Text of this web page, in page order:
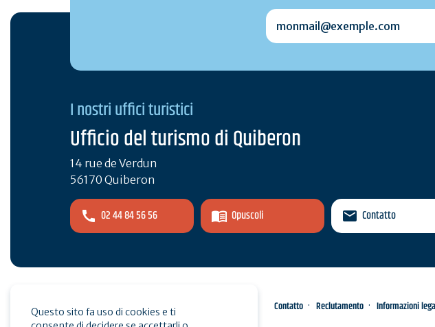
monmail@exemple.com
I nostri uffici turistici
Ufficio del turismo di Quiberon
14 rue de Verdun
56170 Quiberon
02 44 84 56 56 Opuscoli Contatto
Spazio pro Stampa Contatto Reclutamento Informazioni
Questo sito fa uso di cookies e ti